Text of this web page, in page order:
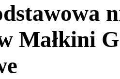
Małkini